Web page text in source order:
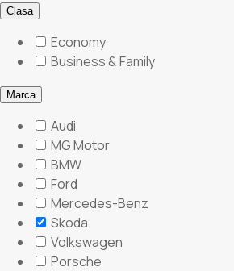
Clasa
Economy
Business & Family
Marca
Audi
MG Motor
BMW
Ford
Mercedes-Benz
Skoda
Volkswagen
Porsche